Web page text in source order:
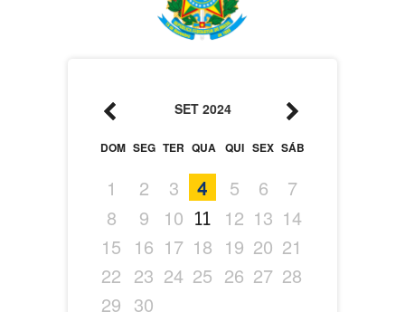
SET 2024
DOM SEG TER QUA QUI SEX SÁB
1 2 3 4 5 6
7
8
9 10 11 12 13 14
15 16 17 18 19 20 21
22 23 24 25 26 27 28
29 30